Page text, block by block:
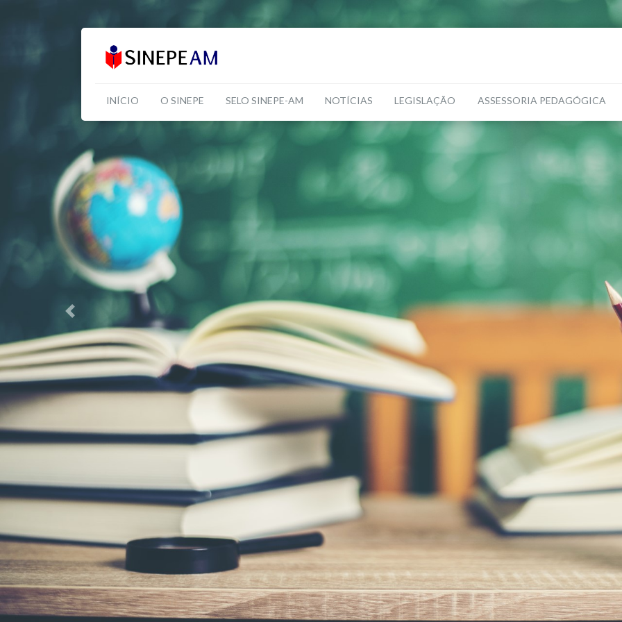
INÍCIO O SINEPE SELO SINEPE-AM NOTÍCIAS LEGISLAÇÃO ASSESSORIA PEDAGÓGICA
Previous